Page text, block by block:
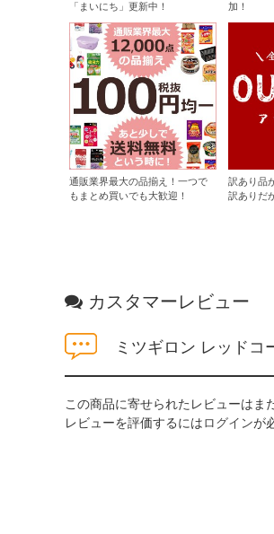
「まいにち」更新中！
加！
通販業界最大の品揃え！一つで
もまとめ買いでも大歓迎！
訳あり品
訳ありだ
カスタマーレビュー
ミツギロン レッドコ
この商品に寄せられたレビューはま
レビューを評価するにはログインが